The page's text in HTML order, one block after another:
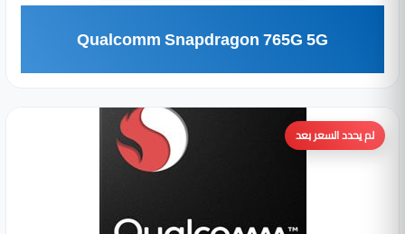
Qualcomm Snapdragon 765G 5G
لم يحدد السعر بعد